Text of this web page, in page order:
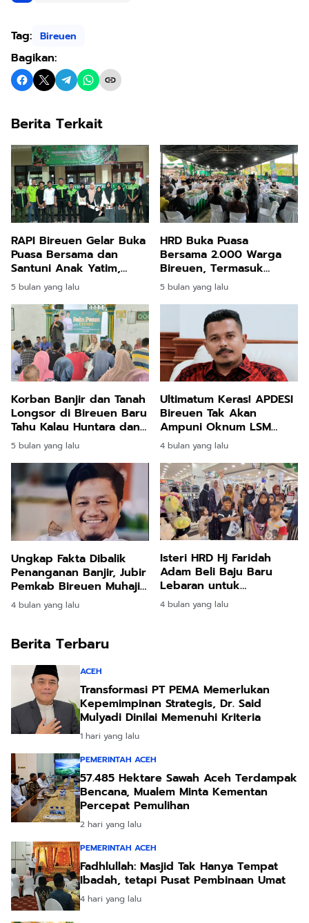
Tag: Bireuen
Bagikan:
Berita Terkait
RAPI Bireuen Gelar Buka
Puasa Bersama dan
Santuni Anak Yatim,
Pengurus Lokal
Jeunieb–Pandrah
Dikukuhkan
5 bulan yang lalu
HRD Buka Puasa
Bersama 2.000 Warga
Bireuen, Termasuk
Pengungsi Banjir dan
Longsor
5 bulan yang lalu
Korban Banjir dan Tanah
Longsor di Bireuen Baru
Tahu Kalau Huntara dan
Huntap Hak Mereka
5 bulan yang lalu
Ultimatum Keras! APDESI
Bireuen Tak Akan
Ampuni Oknum LSM
yang Tekan Keuchiek!
4 bulan yang lalu
Ungkap Fakta Dibalik
Penanganan Banjir, Jubir
Pemkab Bireuen Muhajir
Juli: Silahkan Uji melalui
Class Action
4 bulan yang lalu
Isteri HRD Hj Faridah
Adam Beli Baju Baru
Lebaran untuk
Pengungsi Banjir di
Bireuen
4 bulan yang lalu
Berita Terbaru
ACEH
Transformasi PT PEMA Memerlukan
Kepemimpinan Strategis, Dr. Said
Mulyadi Dinilai Memenuhi Kriteria
1 hari yang lalu
PEMERINTAH ACEH
57.485 Hektare Sawah Aceh Terdampak
Bencana, Mualem Minta Kementan
Percepat Pemulihan
2 hari yang lalu
PEMERINTAH ACEH
Fadhlullah: Masjid Tak Hanya Tempat
Ibadah, tetapi Pusat Pembinaan Umat
4 hari yang lalu